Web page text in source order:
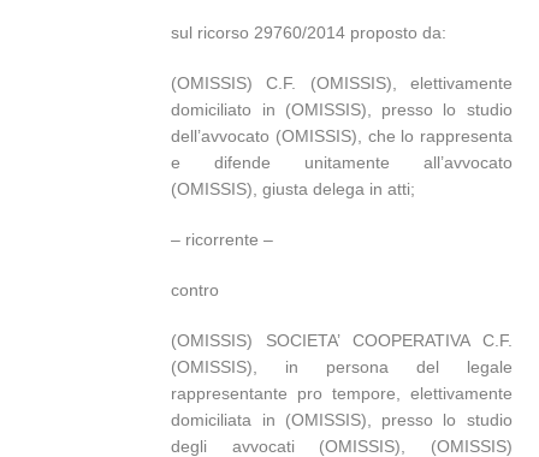
sul ricorso 29760/2014 proposto da:
(OMISSIS) C.F. (OMISSIS), elettivamente
domiciliato in (OMISSIS), presso lo studio
dell’avvocato (OMISSIS), che lo rappresenta
e difende unitamente all’avvocato
(OMISSIS), giusta delega in atti;
– ricorrente –
contro
(OMISSIS) SOCIETA’ COOPERATIVA C.F.
(OMISSIS), in persona del legale
rappresentante pro tempore, elettivamente
domiciliata in (OMISSIS), presso lo studio
degli avvocati (OMISSIS), (OMISSIS)